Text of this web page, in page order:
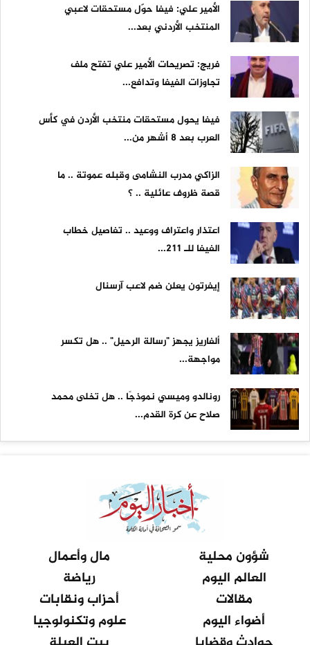
الأمير علي: فيفا حوّل مستحقات لاعبي
المنتخب الأردني بعد...
فريج: تصريحات الأمير علي تفتح ملف
تجاوزات الفيفا وتدافع...
فيفا يحول مستحقات منتخب الأردن في كأس
العرب بعد 8 أشهر من...
الزاكي مدرب النشامى وقبله عموتة .. ما
قصة ظروف عائلية .. ؟
اعتذار واعتراف ووعيد .. تفاصيل خطاب
الفيفا للـ 211...
إيفرتون يعلن ضم لاعب آرسنال
ألفاريز يجهز "رسالة الرحيل" .. هل تكسر
مواجهة...
رونالدو وميسي نموذجًا .. هل تخلى محمد
صلاح عن كرة القدم...
شؤون محلية
مال وأعمال
العالم اليوم
رياضة
مقالات
أحزاب ونقابات
أضواء اليوم
علوم وتكنولوجيا